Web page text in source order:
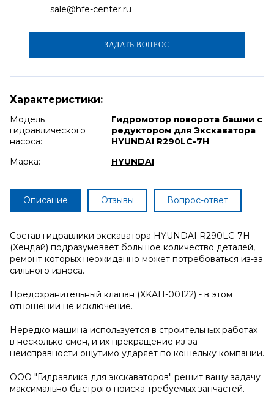
sale@hfe-center.ru
Характеристики:
Модель
гидравлического
насоса:
Гидромотор поворота башни с
редуктором для Экскаватора
HYUNDAI R290LC-7H
Марка:
HYUNDAI
Описание Отзывы Вопрос-ответ
Состав гидравлики экскаватора HYUNDAI R290LC-7H
(Хендай) подразумевает большое количество деталей,
ремонт которых неожиданно может потребоваться из-за
сильного износа.
Предохранительный клапан (XKAH-00122) - в этом
отношении не исключение.
Нередко машина используется в строительных работах
в несколько смен, и их прекращение из-за
неисправности ощутимо ударяет по кошельку компании.
ООО "Гидравлика для экскаваторов" решит вашу задачу
максимально быстрого поиска требуемых запчастей.